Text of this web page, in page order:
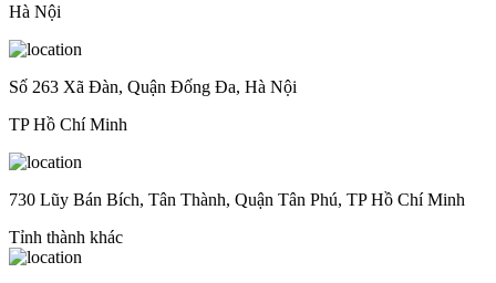
Hà Nội
Số 263 Xã Đàn, Quận Đống Đa, Hà Nội
TP Hồ Chí Minh
730 Lũy Bán Bích, Tân Thành, Quận Tân Phú, TP Hồ Chí Minh
Tỉnh thành khác